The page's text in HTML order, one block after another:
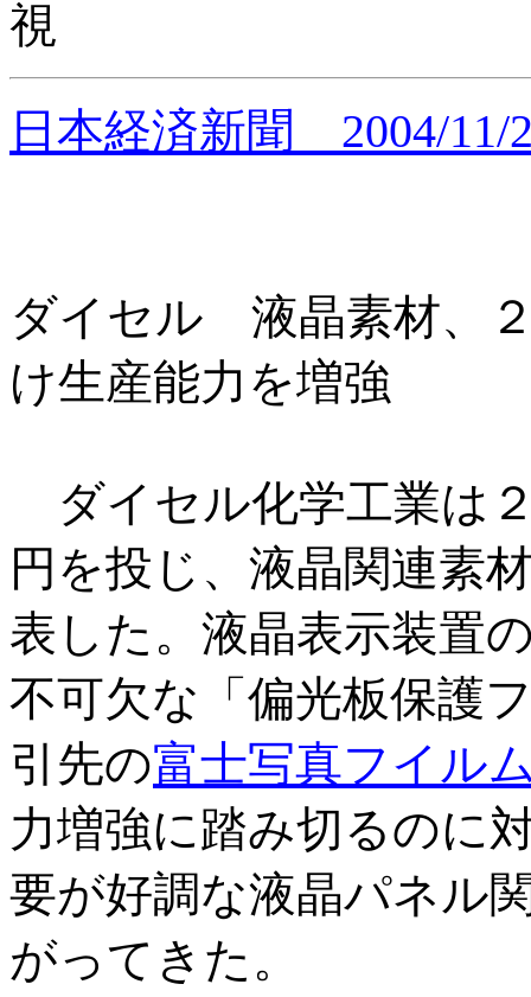
視
日本経済新聞 2004/11/
ダイセル 液晶素材、
け生産能力を増強
ダイセル化学工業は
円を投じ、液晶関連素
表した。液晶表示装置
不可欠な「偏光板保護
引先の富士写真フイル
力増強に踏み切るのに
要が好調な液晶パネル
がってきた。